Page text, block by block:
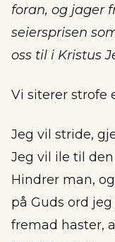
foran, og jager
seiersprisen
oss til i Kristus
Vi siterer strofe
Jeg vil stride,
Jeg vil ile til
Hindrer man,
på Guds ord
fremad haster,